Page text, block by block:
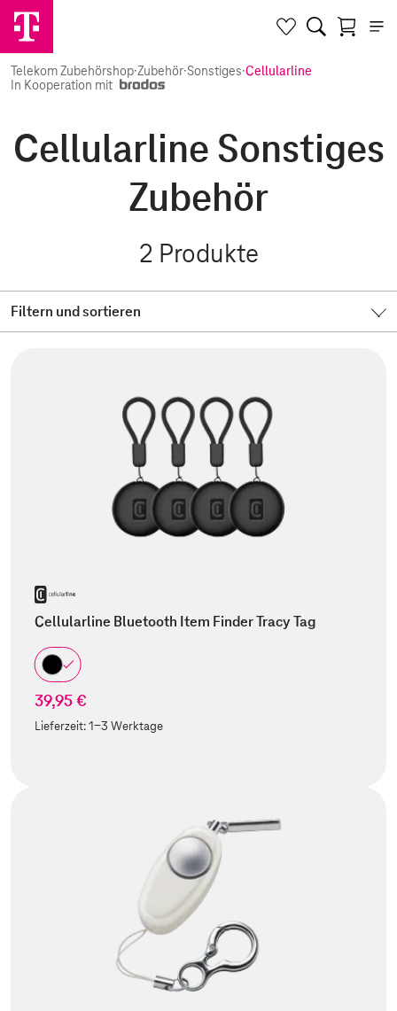
Telekom Zubehörshop·Zubehör·Sonstiges·Cellularline
In Kooperation mit
Cellularline Sonstiges
Zubehör
2 Produkte
Filtern und sortieren
Cellularline Bluetooth Item Finder Tracy Tag
39,95 €
Lieferzeit:1-3 Werktage